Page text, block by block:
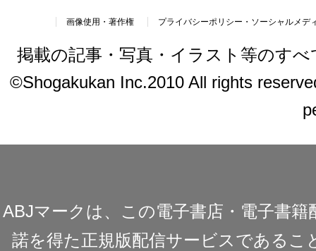
画像使用・著作権 プライバシーポリシー・ソーシャルメデ
掲載の記事・写真・イラスト等のす
©Shogakukan Inc.2010 All rights
ABJマークは、この電子書店・電子書
諾を得た正規版配信サービスであるこ